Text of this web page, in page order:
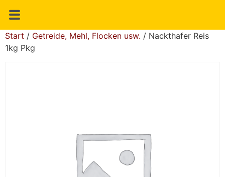
Start / Getreide, Mehl, Flocken usw. / Nackthafer Reis
1kg Pkg